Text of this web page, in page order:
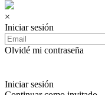
×
Iniciar sesión
Olvidé mi contraseña
Iniciar sesión